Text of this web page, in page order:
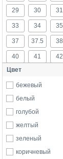
S.oliver
Sheego
Street One
Timberland
Tom Tailor
Ulla Popken
Vila
Zero
Zizzi
29 30 31
33 34 35
37 37.5 38
40 41 42
44
Цвет
бежевый
белый
голубой
желтый
зеленый
коричневый